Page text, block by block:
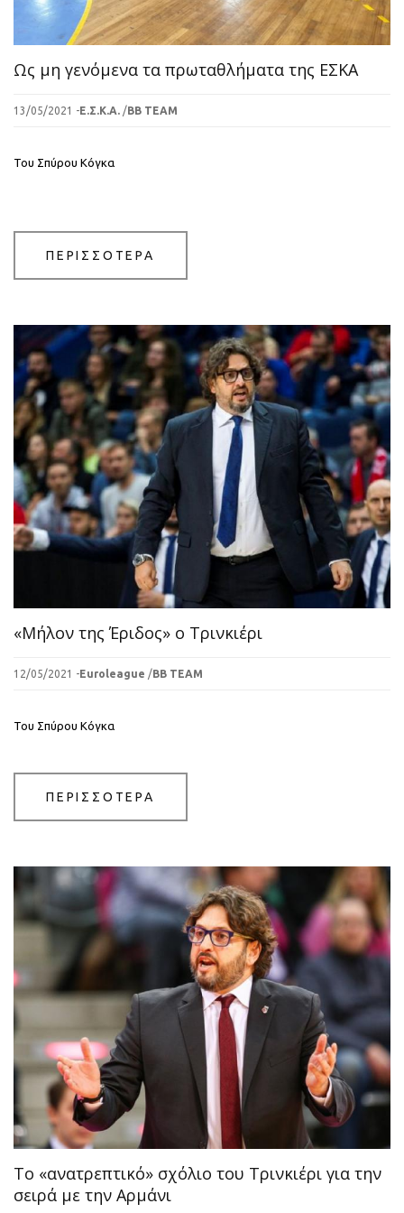
Ως μη γενόμενα τα πρωταθλήματα της ΕΣΚΑ
13/05/2021 -Ε.Σ.Κ.Α. /BB TEAM
Του Σπύρου Κόγκα
ΠΕΡΙΣΣΟΤΕΡΑ
«Μήλον της Έριδος» ο Τρινκιέρι
12/05/2021 -Euroleague /BB TEAM
Του Σπύρου Κόγκα
ΠΕΡΙΣΣΟΤΕΡΑ
Tο «ανατρεπτικό» σχόλιο του Τρινκιέρι για την
σειρά με την Αρμάνι